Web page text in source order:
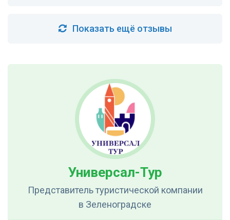
Показать ещё отзывы
Универсал-Тур
Представитель туристической компании
в Зеленоградске